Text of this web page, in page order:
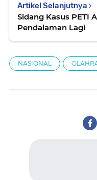
Artikel Selanjutnya
Sidang Kasus PETI
Pendalaman Lagi
NASIONAL